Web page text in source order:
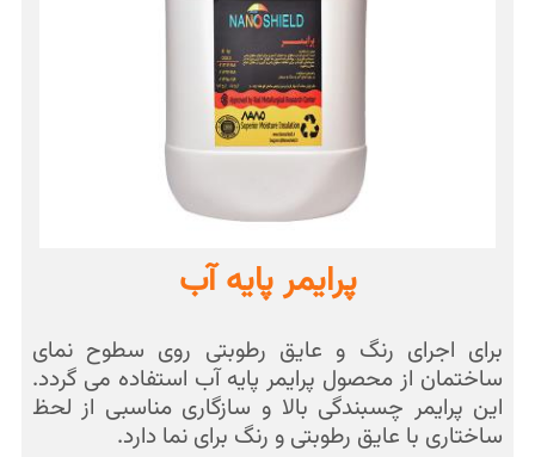
پرایمر پایه آب
برای اجرای رنگ و عایق رطوبتی روی سطوح نمای
ساختمان از محصول پرایمر پایه آب استفاده می گردد.
این پرایمر چسبندگی بالا و سازگاری مناسبی از لحظ
ساختاری با عایق رطوبتی و رنگ برای نما دارد.